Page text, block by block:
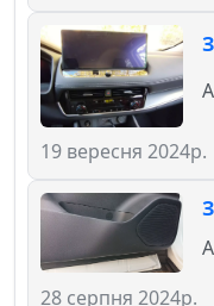
19 вересня 2024р.
28 серпня 2024р.